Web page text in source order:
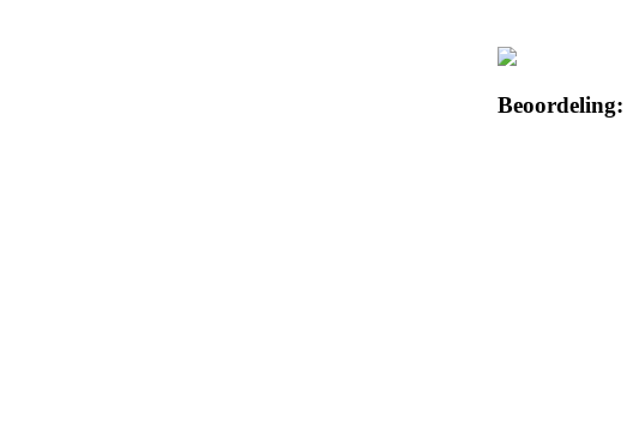
Beoordeling: